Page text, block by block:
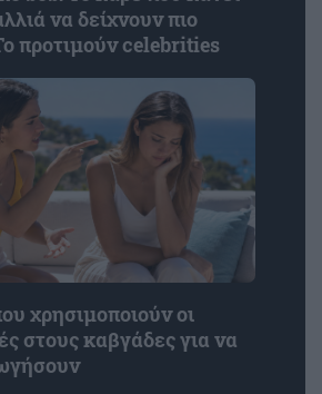
να δείχνουν πιο
προτιμούν celebrities
χρησιμοποιούν οι
στους καβγάδες για να